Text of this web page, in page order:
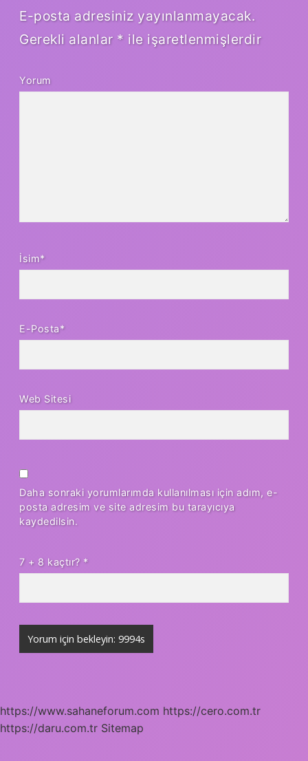
E-posta adresiniz yayınlanmayacak.
Gerekli alanlar * ile işaretlenmişlerdir
Yorum
İsim*
E-Posta*
Web Sitesi
Daha sonraki yorumlarımda kullanılması için adım, e-
posta adresim ve site adresim bu tarayıcıya
kaydedilsin.
7 + 8 kaçtır? *
https://www.sahaneforum.com https://cero.com.tr
https://daru.com.tr Sitemap